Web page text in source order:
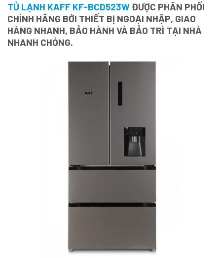
TỦ LẠNH KAFF KF-BCD523W ĐƯỢC PHÂN PHỐI
CHÍNH HÃNG BỚI THIẾT BỊ NGOẠI NHẬP, GIAO
HÀNG NHANH, BẢO HÀNH VÀ BẢO TRÌ TẠI NHÀ
NHANH CHÓNG.